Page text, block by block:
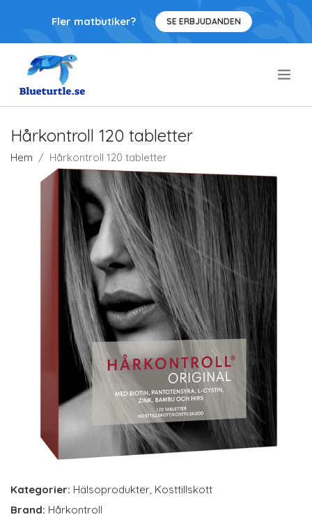
Fler matbutiker? SE ERBJUDANDEN
Hårkontroll 120 tabletter
Hem Hårkontroll 120 tabletter
Kategorier: Hälsoprodukter, Kosttillskott
Brand: Hårkontroll